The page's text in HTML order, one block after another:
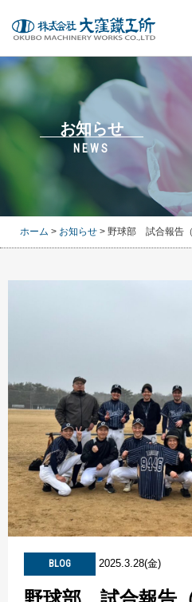
お知らせ
NEWS
ホーム > お知らせ > 野球部 試合報告
BLOG 2025.3.28(金)